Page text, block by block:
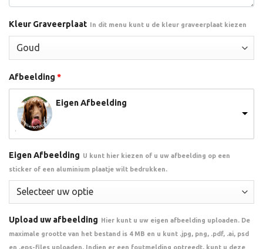
Kleur Graveerplaat In dit menu kunt u de kleur graveerplaat kiezen
Afbeelding *
Eigen Afbeelding
Eigen Afbeelding U kunt hier kiezen of u uw afbeelding op een
sticker of een aluminium plaatje wilt bedrukken.
Upload uw afbeelding Hier kunt u uw eigen afbeelding uploaden. De
maximale grootte van het bestand is 4 MB en u kunt .jpg, png, .pdf, .ai, psd
en .eps-files uploaden. Indien er een foutmelding optreedt, kunt u deze